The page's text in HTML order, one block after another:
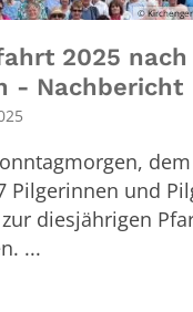
©
2025 nach
- Nachbericht
dem
Pilgerinnen und
diesjährigen
...